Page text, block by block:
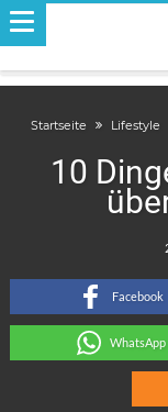
Startseite Lifestyle
10
Facebook
WhatsApp